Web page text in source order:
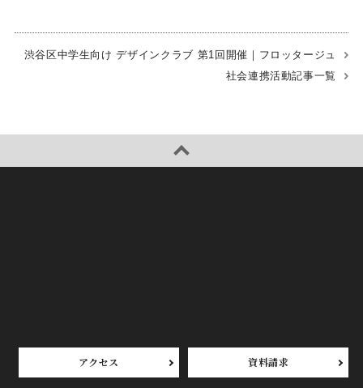
渋谷区中学生向け デザインクラブ 第1回開催｜フロッタージュ
社会連携活動記事一覧
アクセス 資料請求